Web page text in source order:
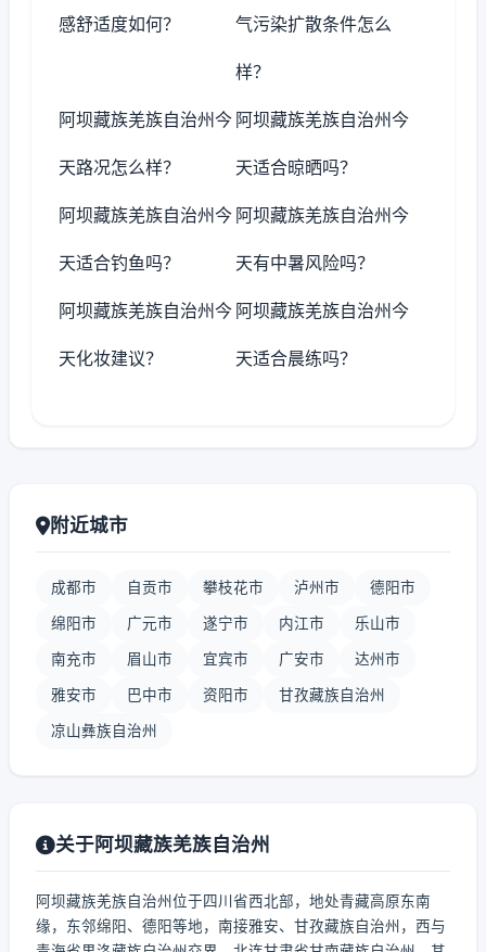
感舒适度如何？ 气污染扩散条件怎么
样？
阿坝藏族羌族自治州今
天路况怎么样？
阿坝藏族羌族自治州今
天适合晾晒吗？
阿坝藏族羌族自治州今
天适合钓鱼吗？
阿坝藏族羌族自治州今
天有中暑风险吗？
阿坝藏族羌族自治州今
天化妆建议？
阿坝藏族羌族自治州今
天适合晨练吗？
附近城市
成都市 自贡市 攀枝花市 泸州市 德阳市
绵阳市 广元市 遂宁市 内江市 乐山市
南充市 眉山市 宜宾市 广安市 达州市
雅安市 巴中市 资阳市 甘孜藏族自治州
凉山彝族自治州
关于阿坝藏族羌族自治州
阿坝藏族羌族自治州位于四川省西北部，地处青藏高原东南
缘，东邻绵阳、德阳等地，南接雅安、甘孜藏族自治州，西与